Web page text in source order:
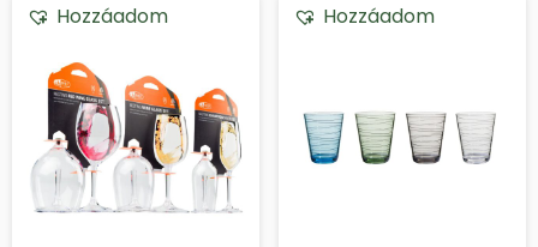
Hozzáadom Hozzáadom